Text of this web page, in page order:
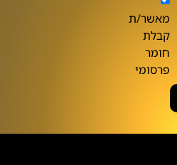
מאשר/ת
קבלת
חומר
פרסומי